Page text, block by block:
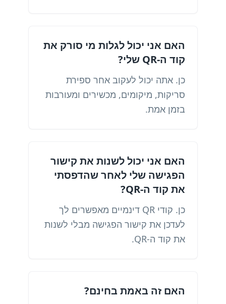
האם אני יכול לגלות מי סורק את
קוד ה-QR שלי?
כן. אתה יכול לעקוב אחר ספירת
סריקות, מיקומים, מכשירים ומעורבות
בזמן אמת.
האם אני יכול לשנות את קישור
הפגישה שלי לאחר שהדפסתי
את קוד ה-QR?
כן. קודי QR דינמיים מאפשרים לך
לעדכן את קישור הפגישה מבלי לשנות
את קוד ה-QR.
האם זה באמת בחינם?